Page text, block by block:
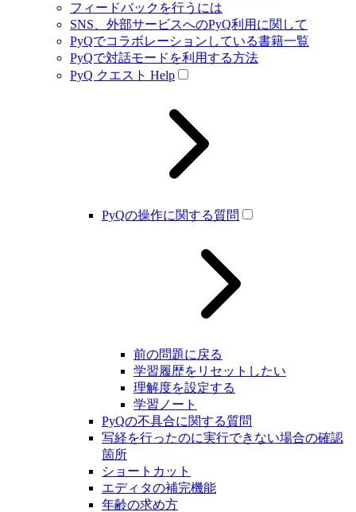
フィードバックを行うには
SNS、外部サービスへのPyQ利用に関して
PyQでコラボレーションしている書籍一覧
PyQで対話モードを利用する方法
PyQ クエスト Help
PyQの操作に関する質問
前の問題に戻る
学習履歴をリセットしたい
理解度を設定する
学習ノート
PyQの不具合に関する質問
写経を行ったのに実行できない場合の確認
箇所
ショートカット
エディタの補完機能
年齢の求め方